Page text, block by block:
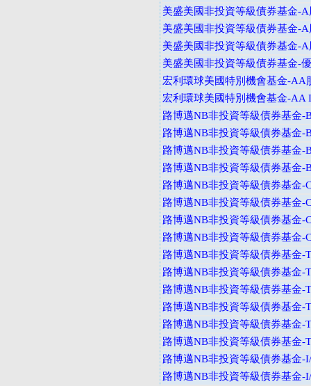
美盛美國非投資等級債券基金-
美盛美國非投資等級債券基金-
美盛美國非投資等級債券基金-
美盛美國非投資等級債券基金-
宏利環球美國特別機會基金-AA
宏利環球美國特別機會基金-AA
路博邁NB非投資等級債券基金-
路博邁NB非投資等級債券基金-
路博邁NB非投資等級債券基金-
路博邁NB非投資等級債券基金-
路博邁NB非投資等級債券基金-
路博邁NB非投資等級債券基金-
路博邁NB非投資等級債券基金-
路博邁NB非投資等級債券基金-
路博邁NB非投資等級債券基金-
路博邁NB非投資等級債券基金-
路博邁NB非投資等級債券基金-
路博邁NB非投資等級債券基金-
路博邁NB非投資等級債券基金-
路博邁NB非投資等級債券基金-
路博邁NB非投資等級債券基金-
路博邁NB非投資等級債券基金-